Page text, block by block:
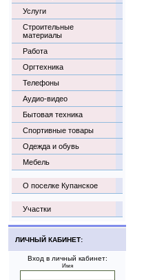
Услуги
Строительные
материалы
Работа
Оргтехника
Телефоны
Аудио-видео
Бытовая техника
Спортивные товары
Одежда и обувь
Мебель
О поселке Купанское
Участки
ЛИЧНЫЙ КАБИНЕТ:
Вход в личный кабинет:
Имя